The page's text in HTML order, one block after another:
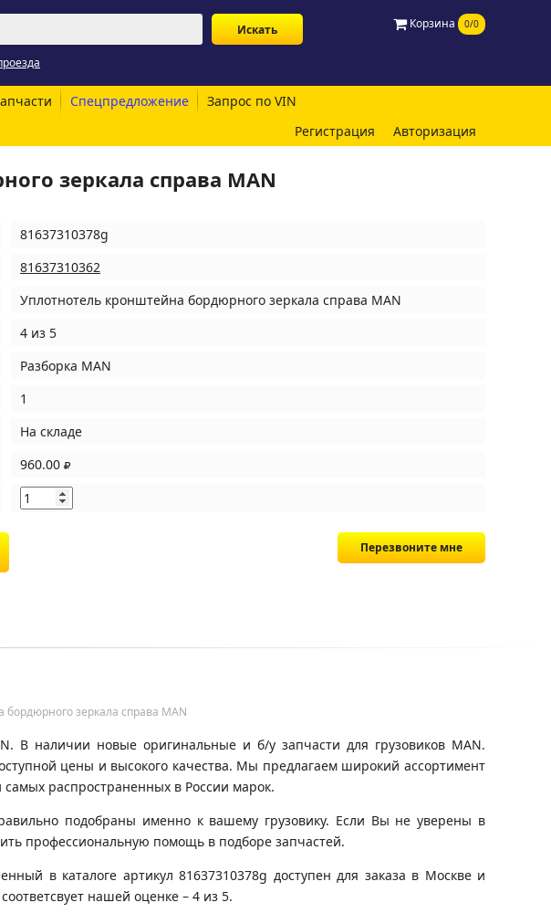
Корзина 0/0
Спецпредложение
Запрос по VIN
Регистрация
Авторизация
зеркала справа MAN
81637310378g
81637310362
Уплотнотель кронштейна бордюрного зеркала справа MAN
4 из 5
Разборка MAN
1
На складе
960.00
Перезвоните мне
зеркала справа MAN
В наличии новые оригинальные и б/у запчасти для грузовиков MAN.
цены и высокого качества. Мы предлагаем широкий ассортимент
распространенных в России марок.
подобраны именно к вашему грузовику. Если Вы не уверены в
профессиональную помощь в подборе запчастей.
в каталоге артикул 81637310378g доступен для заказа в Москве и
нашей оценке – 4 из 5.